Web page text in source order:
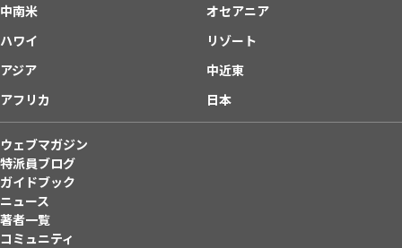
中南米
オセアニア
ハワイ
リゾート
アジア
中近東
アフリカ
日本
ウェブマガジン
特派員ブログ
ガイドブック
ニュース
著者一覧
コミュニティ